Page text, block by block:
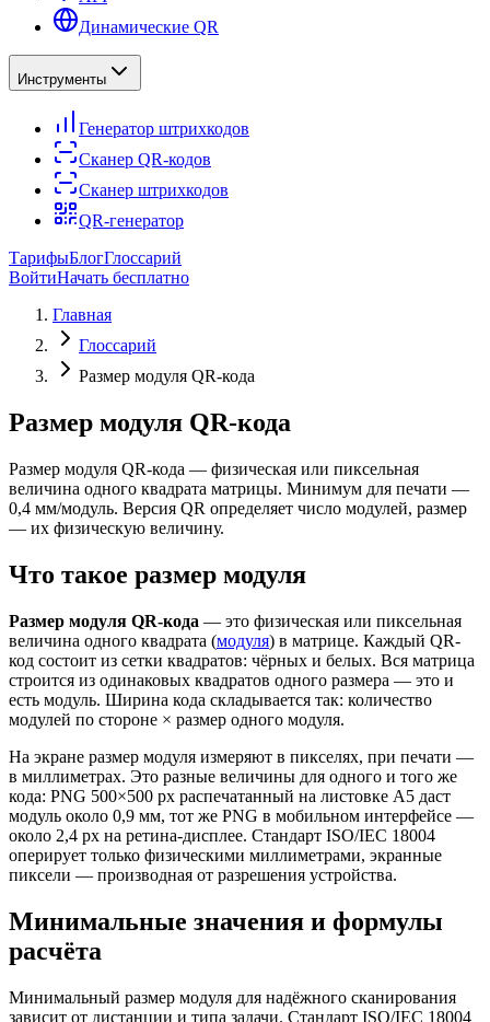
Динамические QR
Инструменты
Генератор штрихкодов
Сканер QR-кодов
Сканер штрихкодов
QR-генератор
ТарифыБлогГлоссарий
ВойтиНачать бесплатно
Главная
Глоссарий
Размер модуля QR-кода
Размер модуля QR-кода
Размер модуля QR-кода — физическая или пиксельная
величина одного квадрата матрицы. Минимум для печати —
0,4 мм/модуль. Версия QR определяет число модулей, размер
— их физическую величину.
Что такое размер модуля
Размер модуля QR-кода — это физическая или пиксельная
величина одного квадрата (модуля) в матрице. Каждый QR-
код состоит из сетки квадратов: чёрных и белых. Вся матрица
строится из одинаковых квадратов одного размера — это и
есть модуль. Ширина кода складывается так: количество
модулей по стороне × размер одного модуля.
На экране размер модуля измеряют в пикселях, при печати —
в миллиметрах. Это разные величины для одного и того же
кода: PNG 500×500 px распечатанный на листовке A5 даст
модуль около 0,9 мм, тот же PNG в мобильном интерфейсе —
около 2,4 px на ретина-дисплее. Стандарт ISO/IEC 18004
оперирует только физическими миллиметрами, экранные
пиксели — производная от разрешения устройства.
Минимальные значения и формулы
расчёта
Минимальный размер модуля для надёжного сканирования
зависит от дистанции и типа задачи. Стандарт ISO/IEC 18004